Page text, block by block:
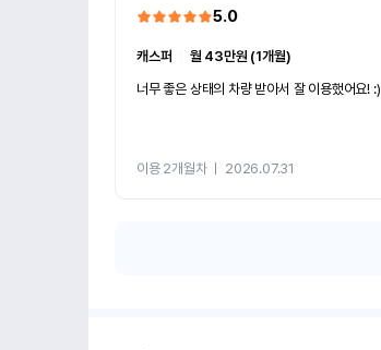
5.0
캐스퍼
월 43만원 (1개월)
너무 좋은 상태의 차량 받아서 잘 이용했어요! :)
이용 2개월차ㅣ 2026.07.31